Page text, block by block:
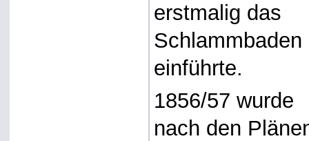
erstmalig das
Schlammbaden
einführte.
1856/57 wurde
nach den